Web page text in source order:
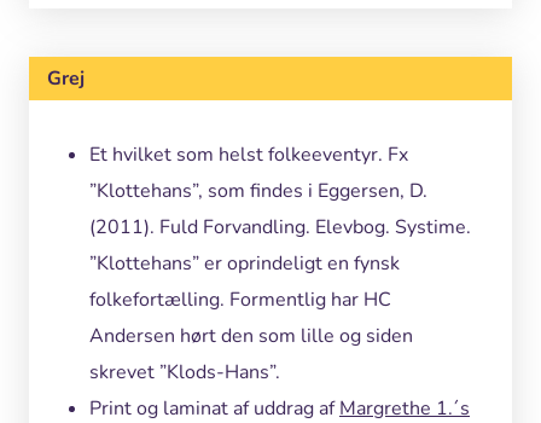
Grej
Et hvilket som helst folkeeventyr. Fx
”Klottehans”, som findes i Eggersen, D.
(2011). Fuld Forvandling. Elevbog. Systime.
”Klottehans” er oprindeligt en fynsk
folkefortælling. Formentlig har HC
Andersen hørt den som lille og siden
skrevet ”Klods-Hans”.
Print og laminat af uddrag afMargrethe 1.´s